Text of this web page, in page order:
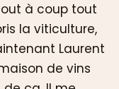
à coup tout
la viticulture,
Laurent
de vins